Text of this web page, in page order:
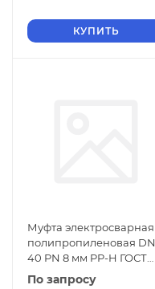
КУПИТЬ
Муфта электросварная
полипропиленовая DN
40 PN 8 мм PP-H ГОСТ
32415-2013
По запросу